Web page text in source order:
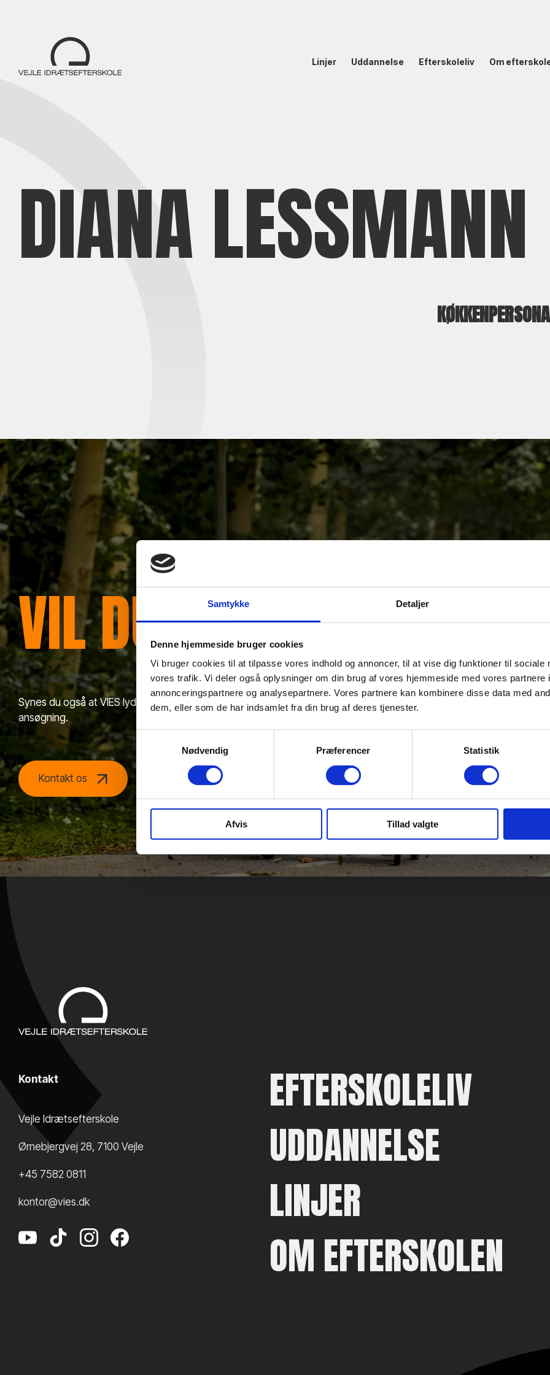
Samtykke Detaljer
Denne hjemmeside bruger cookies
Vi bruger cookies til at tilpasse vores indhold og annoncer, til at vise dig funktioner til sociale
vores trafik. Vi deler også oplysninger om din brug af vores hjemmeside med vores partnere
annonceringspartnere og analysepartnere. Vores partnere kan kombinere disse data med
dem, eller som de har indsamlet fra din brug af deres tjenester.
Samtykkevalg
Nødvendig
Præferencer Statistik
Afvis Tillad valgte
Linjer Uddannelse Efterskoleliv Om
DIANA LESSMANN
VIL DU HØRE MERE?
Synes du også at VIES lyder som stedet for dig, så kontakt os eller send en
ansøgning.
Kontakt os Send en ansøgning VIES shop
Kontakt
Vejle Idrætsefterskole
Ørnebjergvej 28, 7100 Vejle
+45 7582 0811
kontor@vies.dk
EFTERSKOLELIV
UDDANNELSE
LINJER
OM EFTERSKOLEN